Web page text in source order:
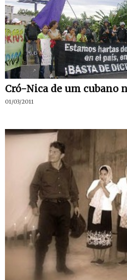
Cró-Nica de um cubano
01/03/2011